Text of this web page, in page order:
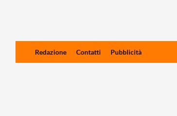
Redazione Contatti Pubblicità